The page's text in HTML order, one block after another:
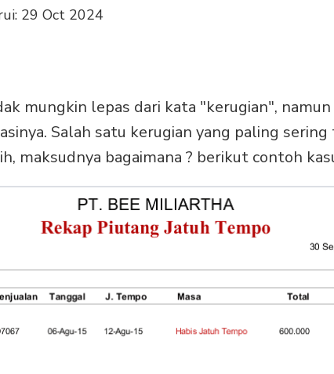
29 Oct 2024
mungkin lepas dari kata "kerugian",
Salah satu kerugian yang paling sering
maksudnya bagaimana ? berikut contoh